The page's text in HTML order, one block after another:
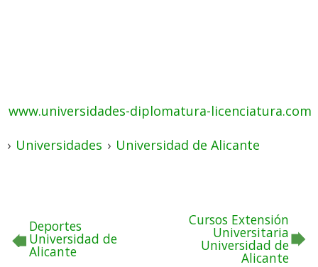
www.universidades-diplomatura-licenciatura.com
› Universidades › Universidad de Alicante
Deportes
Universidad de
Alicante
Cursos Extensión
Universitaria
Universidad de
Alicante